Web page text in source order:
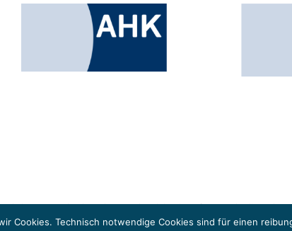
des deutschen Bundesministeriums für Umwelt,
Cookies. Technisch notwendige Cookies sind für einen